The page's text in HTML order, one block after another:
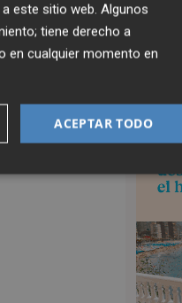
este sitio web. Algunos
tiene derecho a
en cualquier momento en
ACEPTAR TODO